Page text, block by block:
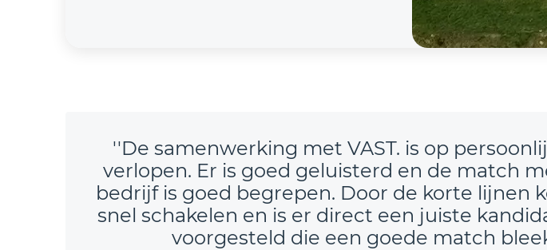
''De samenwerking met VAST. is op
verlopen. Er is goed geluisterd en de match
bedrijf is goed begrepen. Door de korte lijnen
snel schakelen en is er direct een juiste
voorgesteld die een goede match